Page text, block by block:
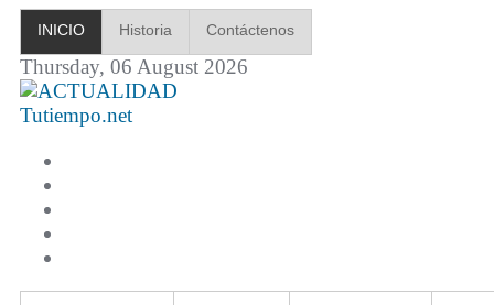
INICIO Historia Contáctenos
Thursday, 06 August 2026
Tutiempo.net